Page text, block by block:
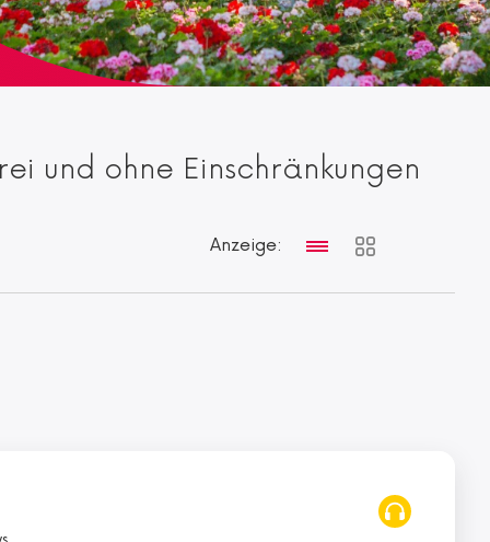
und ohne Einschränkungen
Anzeige: